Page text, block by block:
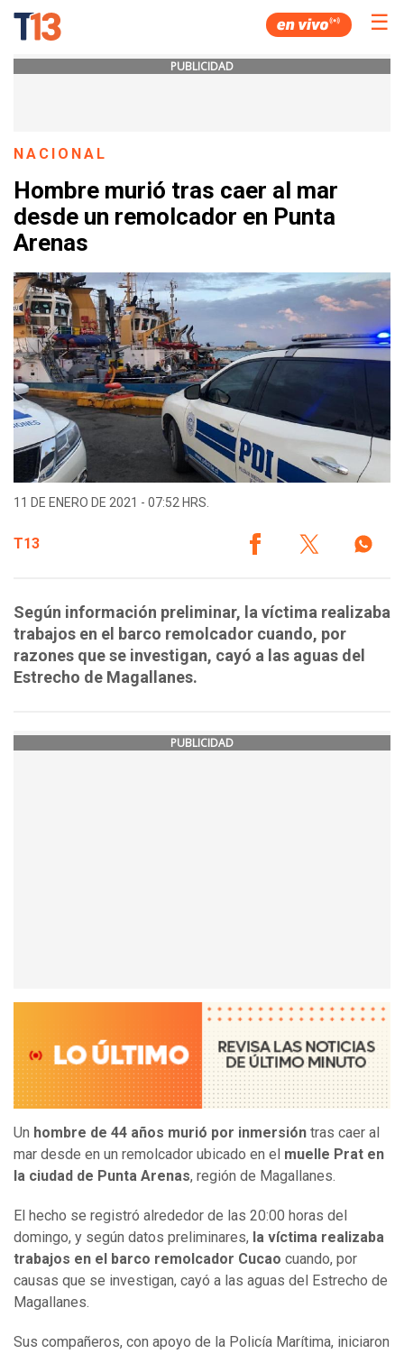
☰
PUBLICIDAD
NACIONAL
Hombre murió tras caer al mar
desde un remolcador en Punta
Arenas
11 DE ENERO DE 2021 - 07:52 HRS.
T13
Según información preliminar, la víctima realizaba
trabajos en el barco remolcador cuando, por
razones que se investigan, cayó a las aguas del
Estrecho de Magallanes.
PUBLICIDAD
Un hombre de 44 años murió por inmersión tras caer al
mar desde en un remolcador ubicado en el muelle Prat en
la ciudad de Punta Arenas, región de Magallanes.
El hecho se registró alrededor de las 20:00 horas del
domingo, y según datos preliminares, la víctima realizaba
trabajos en el barco remolcador Cucao cuando, por
causas que se investigan, cayó a las aguas del Estrecho de
Magallanes.
Sus compañeros, con apoyo de la Policía Marítima, iniciaron